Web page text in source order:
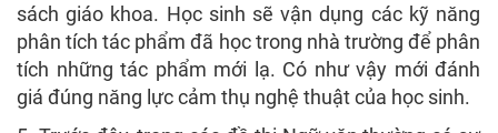
sách giáo khoa. Học sinh sẽ vận dụng các kỹ năng
phân tích tác phẩm đã học trong nhà trường để phân
tích những tác phẩm mới lạ. Có như vậy mới đánh
giá đúng năng lực cảm thụ nghệ thuật của học sinh.